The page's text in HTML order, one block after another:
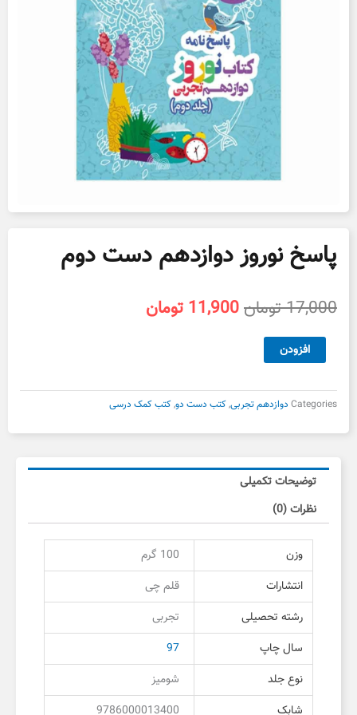
پاسخ نوروز دوازدهم دست دوم
17,000تومانقیمت
11,900 تومان
نوروز
دست
عدد
افزودن
Categories دوازدهم تجربی,کتب دست دو,کتب کمک درسی
توضیحات تکمیلی
نظرات (0)
وزن
100 گرم
انتشارات
قلم چی
رشته تحصیلی
تجربی
سال چاپ
97
نوع جلد
شومیز
شابک
9786000013400